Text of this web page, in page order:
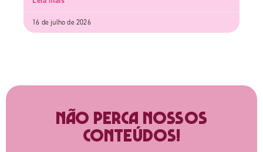
16 de julho de 2026
Não perca nossos
conteúdos!